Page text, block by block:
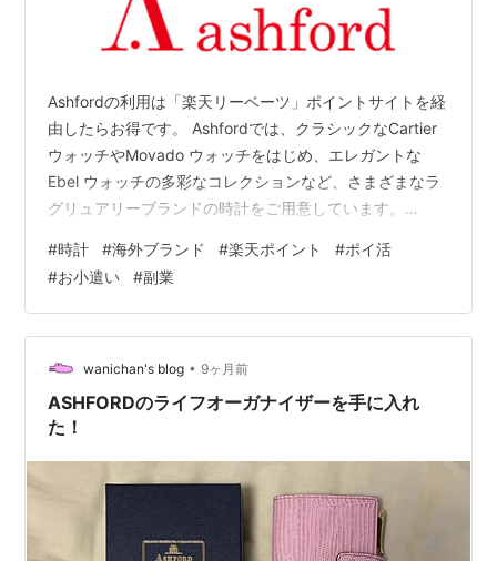
Ashfordの利用は「楽天リーベーツ」ポイントサイトを経
由したらお得です。 Ashfordでは、クラシックなCartier
ウォッチやMovado ウォッチをはじめ、エレガントな
Ebel ウォッチの多彩なコレクションなど、さまざまなラ
グリュアリーブランドの時計をご用意しています。
ポイントサイト経由で二重取り。 ポイントサイトを経由
することで、換金可能なポイントをゲットすることがで
きます。 --------------------------------------------------
-----------------------…
#時計 #海外ブランド #楽天ポイント #ポイ活
#お小遣い #副業
wanichan's blog • 9ヶ月前
ASHFORDのライフオーガナイザーを手に入れ
た！